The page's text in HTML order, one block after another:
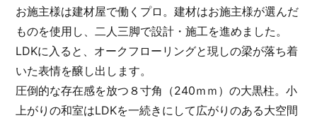
お施主様は建材屋で働くプロ。建材はお施主様が選んだ
ものを使用し、二人三脚で設計・施工を進めました。
LDKに入ると、オークフローリングと現しの梁が落ち着
いた表情を醸し出します。
圧倒的な存在感を放つ８寸角（240ｍｍ）の大黒柱。小
上がりの和室はLDKを一続きにして広がりのある大空間